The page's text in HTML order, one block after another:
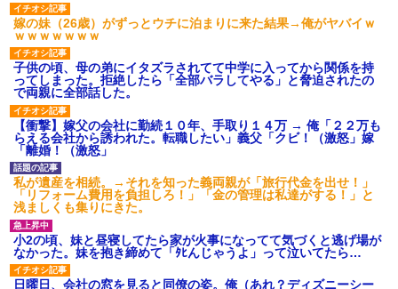
嫁の妹（26歳）がずっとウチに泊まりに来た結果→俺がヤバイｗ
ｗｗｗｗｗｗｗ
子供の頃、母の弟にイタズラされてて中学に入ってから関係を持
ってしまった。拒絶したら「全部バラしてやる」と脅迫されたの
で両親に全部話した。
【衝撃】嫁父の会社に勤続１０年、手取り１４万 → 俺「２２万も
らえる会社から誘われた。転職したい」義父「クビ！（激怒」嫁
「離婚！（激怒」
私が遺産を相続。→それを知った義両親が「旅行代金を出せ！」
「リフォーム費用を負担しろ！」「金の管理は私達がする！」と
浅ましくも集りにきた。
小2の頃、妹と昼寝してたら家が火事になってて気づくと逃げ場が
なかった。妹を抱き締めて「ﾀﾋんじゃうよ」って泣いてたら…
日曜日、会社の窓を見ると同僚の姿。俺（あれ？ディズニーシー